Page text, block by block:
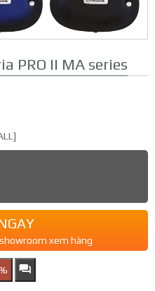
PRO II MA series
xem hàng